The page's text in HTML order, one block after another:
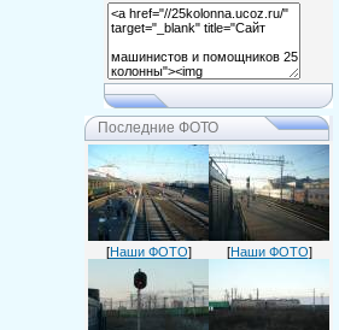
Последние ФОТО
[Наши ФОТО] [Наши ФОТО]